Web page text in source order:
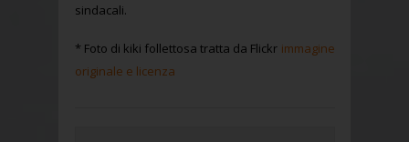
sindacali.
* Foto di kiki follettosa tratta da Flickr immagine
originale e licenza